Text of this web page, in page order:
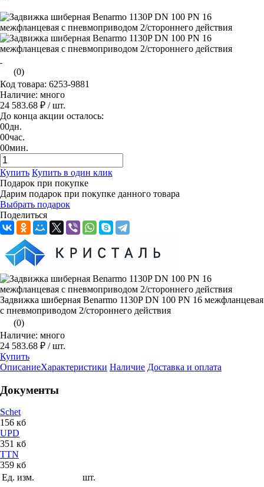
(0)
Код товара: 6253-9881
Наличие: много
24 583.68 ₽ / шт.
До конца акции осталось:
00дн.
00час.
00мин.
Купить Купить в один клик
Подарок при покупке
Дарим подарок при покупке данного товара
Выбрать подарок
Поделиться
Задвижка шиберная Benarmo 1130P DN 100 PN 16 межфланцевая
с пневмоприводом 2/стороннего действия
(0)
Наличие: много
24 583.68 ₽ / шт.
Купить
ОписаниеХарактеристики Наличие Доставка и оплата
Документы
Schet
156 кб
UPD
351 кб
TTN
359 кб
Ед. изм.
шт.